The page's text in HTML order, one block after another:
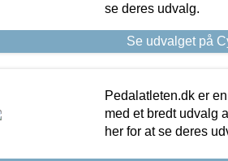
se deres udvalg.
Se udvalget på
Pedalatleten.dk er
med et bredt udvalg
her for at se deres